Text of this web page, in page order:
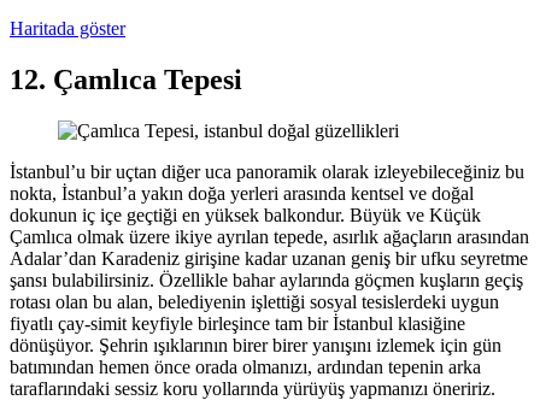
Haritada göster
12. Çamlıca Tepesi
İstanbul’u bir uçtan diğer uca panoramik olarak izleyebileceğiniz bu
nokta, İstanbul’a yakın doğa yerleri arasında kentsel ve doğal
dokunun iç içe geçtiği en yüksek balkondur. Büyük ve Küçük
Çamlıca olmak üzere ikiye ayrılan tepede, asırlık ağaçların arasından
Adalar’dan Karadeniz girişine kadar uzanan geniş bir ufku seyretme
şansı bulabilirsiniz. Özellikle bahar aylarında göçmen kuşların geçiş
rotası olan bu alan, belediyenin işlettiği sosyal tesislerdeki uygun
fiyatlı çay-simit keyfiyle birleşince tam bir İstanbul klasiğine
dönüşüyor. Şehrin ışıklarının birer birer yanışını izlemek için gün
batımından hemen önce orada olmanızı, ardından tepenin arka
taraflarındaki sessiz koru yollarında yürüyüş yapmanızı öneririz.